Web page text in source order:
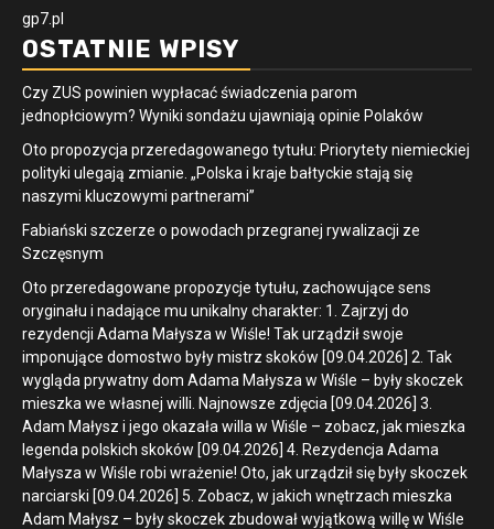
gp7.pl
OSTATNIE WPISY
Czy ZUS powinien wypłacać świadczenia parom
jednopłciowym? Wyniki sondażu ujawniają opinie Polaków
Oto propozycja przeredagowanego tytułu: Priorytety niemieckiej
polityki ulegają zmianie. „Polska i kraje bałtyckie stają się
naszymi kluczowymi partnerami”
Fabiański szczerze o powodach przegranej rywalizacji ze
Szczęsnym
Oto przeredagowane propozycje tytułu, zachowujące sens
oryginału i nadające mu unikalny charakter: 1. Zajrzyj do
rezydencji Adama Małysza w Wiśle! Tak urządził swoje
imponujące domostwo były mistrz skoków [09.04.2026] 2. Tak
wygląda prywatny dom Adama Małysza w Wiśle – były skoczek
mieszka we własnej willi. Najnowsze zdjęcia [09.04.2026] 3.
Adam Małysz i jego okazała willa w Wiśle – zobacz, jak mieszka
legenda polskich skoków [09.04.2026] 4. Rezydencja Adama
Małysza w Wiśle robi wrażenie! Oto, jak urządził się były skoczek
narciarski [09.04.2026] 5. Zobacz, w jakich wnętrzach mieszka
Adam Małysz – były skoczek zbudował wyjątkową willę w Wiśle